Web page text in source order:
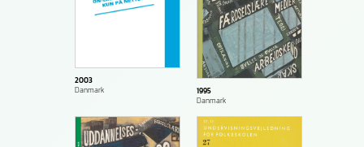
2003
Danmark
1995
Danmark